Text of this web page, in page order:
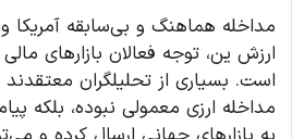
مداخله هماهنگ و بی‌سابقه آمریکا
ارزش ین، توجه فعالان بازارهای
است. بسیاری از تحلیلگران معتقدند
مداخله ارزی معمولی نبوده، بلکه